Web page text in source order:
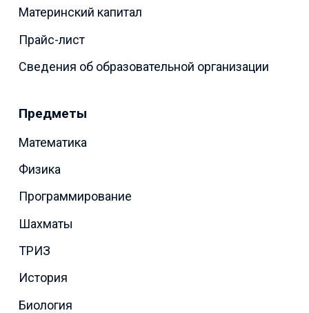
Материнский капитал
Прайс-лист
Сведения об образовательной организации
Предметы
Математика
Физика
Программирование
Шахматы
ТРИЗ
История
Биология